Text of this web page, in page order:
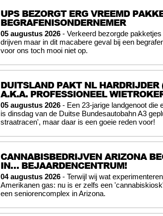
UPS BEZORGT ERG VREEMD
BEGRAFENISONDERNEMER
05 augustus 2026 - Verkeerd bezorgde
drijven maar in dit macabere geval bij een
voor ons toch mooi niet op.
DUITSLAND PAKT NL
A.K.A. PROFESSIONEEL
05 augustus 2026 - Een 23-jarige landgenoot die
is dinsdag van de Duitse Bundesautobahn A3
straatracen', maar daar is een goeie reden voor!
CANNABISBEDRIJVEN ARIZONA
IN… BEJAARDENCENTRUM!
04 augustus 2026 - Terwijl wij wat
Amerikanen gas: nu is er zelfs een
een seniorencomplex in Arizona.